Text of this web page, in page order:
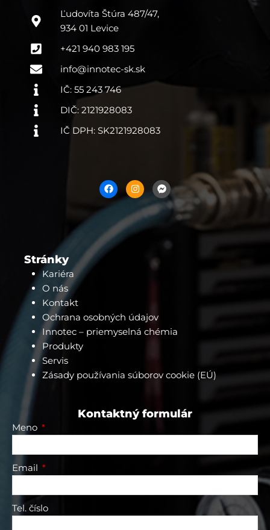
Ľudovíta Štúra 487/47,
934 01 Levice
+421 940 983 195
info@innotec-sk.sk
IČ: 55 243 746
DIČ: 2121928083
IČ DPH: SK2121928083
a
c
e
b
o
k
n
s
t
g
r
a
a
c
e
b
Stránky
Kariéra
O nás
Kontakt
Ochrana osobných údajov
Innotec – priemyselná chémia
Produkty
Servis
Zásady používania súborov cookie (EÚ)
Kontaktný formulár
Meno
Email
Tel. číslo